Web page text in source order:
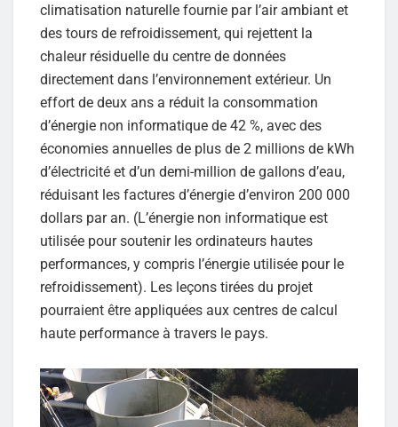
climatisation naturelle fournie par l’air ambiant et
des tours de refroidissement, qui rejettent la
chaleur résiduelle du centre de données
directement dans l’environnement extérieur. Un
effort de deux ans a réduit la consommation
d’énergie non informatique de 42 %, avec des
économies annuelles de plus de 2 millions de kWh
d’électricité et d’un demi-million de gallons d’eau,
réduisant les factures d’énergie d’environ 200 000
dollars par an. (L’énergie non informatique est
utilisée pour soutenir les ordinateurs hautes
performances, y compris l’énergie utilisée pour le
refroidissement). Les leçons tirées du projet
pourraient être appliquées aux centres de calcul
haute performance à travers le pays.